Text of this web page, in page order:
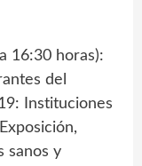
16:30 horas):
del
Instituciones
sanos y